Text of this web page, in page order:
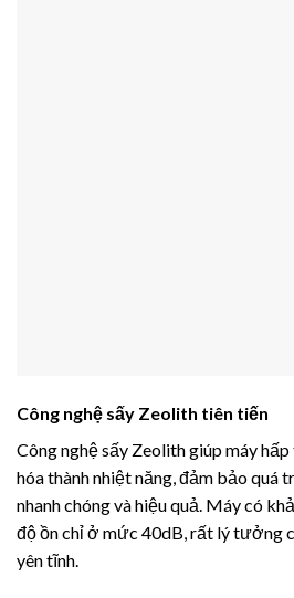
Công nghệ sấy Zeolith tiên tiến
Công nghệ sấy Zeolith giúp máy
hóa thành nhiệt năng, đảm bảo quá
nhanh chóng và hiệu quả. Máy có
độ ồn chỉ ở mức 40dB, rất lý tưởng
yên tĩnh.